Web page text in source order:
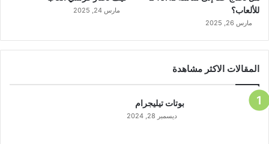
للألعاب؟
مارس 26, 2025
مارس 24, 2025
المقالات الاكثر مشاهدة
بوتات تيليجرام
ديسمبر 28, 2024